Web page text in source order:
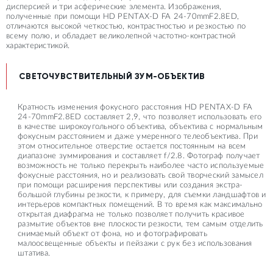
дисперсией и три асферические элемента. Изображения,
полученные при помощи HD PENTAX-D FA 24-70mmF2.8ED,
отличаются высокой четкостью, контрастностью и резкостью по
всему полю, и обладает великолепной частотно-контрастной
характеристикой.
СВЕТОЧУВСТВИТЕЛЬНЫЙ ЗУМ-ОБЪЕКТИВ
Кратность изменения фокусного расстояния HD PENTAX-D FA
24-70mmF2.8ED составляет 2,9, что позволяет использовать его
в качестве широкоугольного объектива, объектива с нормальным
фокусным расстоянием и даже умеренного телеобъектива. При
этом относительное отверстие остается постоянным на всем
диапазоне зуммирования и составляет f/2.8. Фотограф получает
возможность не только перекрыть наиболее часто используемые
фокусные расстояния, но и реализовать свой творческий замысел
при помощи расширения перспективы или создания экстра-
большой глубины резкости, к примеру, для съемки ландшафтов и
интерьеров компактных помещений. В то время как максимально
открытая диафрагма не только позволяет получить красивое
размытие объектов вне плоскости резкости, тем самым отделить
снимаемый объект от фона, но и фотографировать
малоосвещенные объекты и пейзажи с рук без использования
штатива.